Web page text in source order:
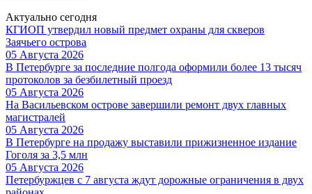
Актуально сегодня
КГИОП утвердил новый предмет охраны для скверов
Заячьего острова
05 Августа 2026
В Петербурге за последние полгода оформили более 13 тысяч
протоколов за безбилетный проезд
05 Августа 2026
На Васильевском острове завершили ремонт двух главных
магистралей
05 Августа 2026
В Петербурге на продажу выставили прижизненное издание
Гоголя за 3,5 млн
05 Августа 2026
Петербуржцев с 7 августа ждут дорожные ограничения в двух